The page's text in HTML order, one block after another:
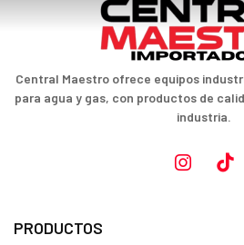
Central Maestro ofrece equipos
para agua y gas, con productos de
industria.
PRODUCTOS